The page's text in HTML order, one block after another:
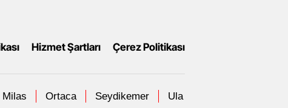
Hizmet Şartları Çerez Politikası
Milas Ortaca Seydikemer Ula